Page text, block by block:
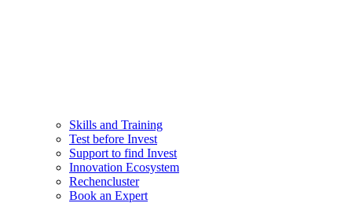
Skills and Training
Test before Invest
Support to find Invest
Innovation Ecosystem
Rechencluster​
Book an Expert